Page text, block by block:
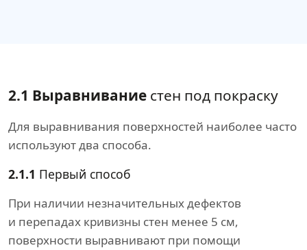
2.1 Выравнивание стен под покраску
Для выравнивания поверхностей наиболее часто
используют два способа.
2.1.1 Первый способ
При наличии незначительных дефектов
и перепадах кривизны стен менее 5 см,
поверхности выравнивают при помощи